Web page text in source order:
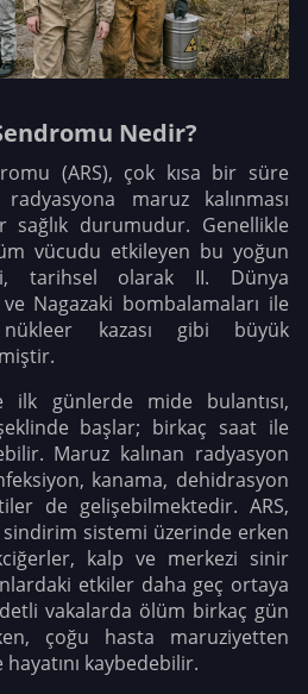
Nedir?
(ARS), çok kısa bir süre
maruz kalınması
sağlık durumudur. Genellikle
vücudu etkileyen bu yoğun
tarihsel olarak II. Dünya
Nagazaki bombalamaları ile
kazası gibi büyük
ilk günlerde mide bulantısı,
başlar; birkaç saat ile
Maruz kalınan radyasyon
kanama, dehidrasyon
de gelişebilmektedir. ARS,
sistemi üzerinde erken
kalp ve merkezi sinir
etkiler daha geç ortaya
vakalarda ölüm birkaç gün
çoğu hasta maruziyetten
kaybedebilir.